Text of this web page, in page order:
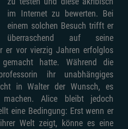
im Internet zu bewerten. Bei
einem solchen Besuch trifft er
überraschend auf seine
er vor vierzig Jahren erfolglos
gemacht hatte. Während die
ihr unabhängiges
in Walter der Wunsch, es
Alice bleibt jedoch
eine Bedingung: Erst wenn er
Welt zeigt, könne es eine